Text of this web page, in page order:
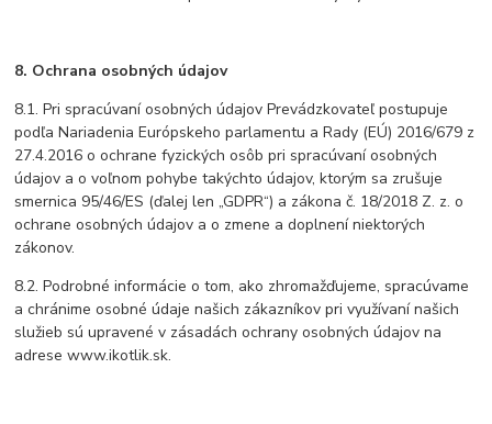
8. Ochrana osobných údajov
8.1. Pri spracúvaní osobných údajov Prevádzkovateľ postupuje
podľa Nariadenia Európskeho parlamentu a Rady (EÚ) 2016/679 z
27.4.2016 o ochrane fyzických osôb pri spracúvaní osobných
údajov a o voľnom pohybe takýchto údajov, ktorým sa zrušuje
smernica 95/46/ES (ďalej len „GDPR“) a zákona č. 18/2018 Z. z. o
ochrane osobných údajov a o zmene a doplnení niektorých
zákonov.
8.2. Podrobné informácie o tom, ako zhromažďujeme, spracúvame
a chránime osobné údaje našich zákazníkov pri využívaní našich
služieb sú upravené v zásadách ochrany osobných údajov na
adrese www.ikotlik.sk.